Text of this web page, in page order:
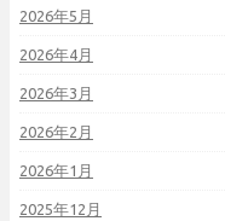
2026年5月
2026年4月
2026年3月
2026年2月
2026年1月
2025年12月